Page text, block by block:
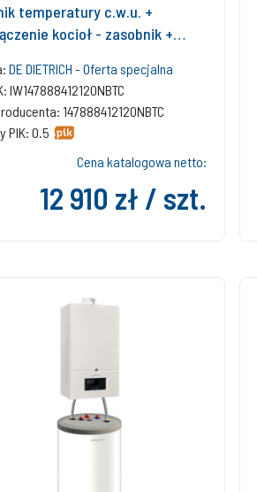
temperatury c.w.u. +
kocioł - zasobnik +
DE DIETRICH - Oferta specjalna
IW147888412120NBTC
147888412120NBTC
PIK: 0.5
Cena katalogowa netto:
12 910 zł / szt.